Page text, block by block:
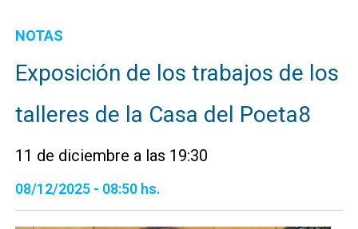
NOTAS
Exposición de los trabajos de los
talleres de la Casa del Poeta8
11 de diciembre a las 19:30
08/12/2025 - 08:50 hs.